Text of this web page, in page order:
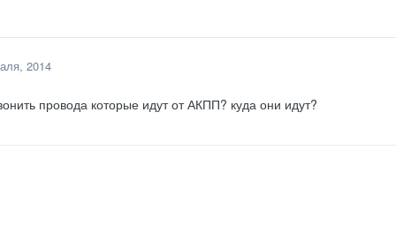
2014
провода которые идут от АКПП? куда они идут?